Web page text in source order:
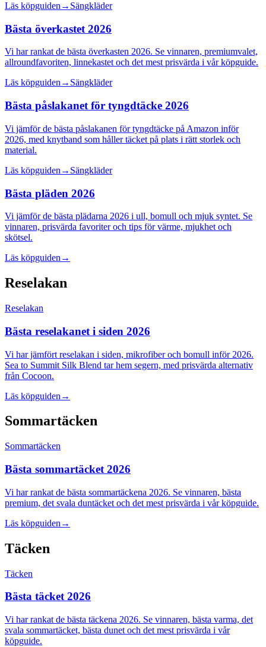
Läs köpguiden → Sängkläder
Bästa överkastet 2026
Vi har rankat de bästa överkasten 2026. Se vinnaren, premiumvalet,
allroundfavoriten, linnekastet och det mest prisvärda i vår köpguide.
Läs köpguiden→ Sängkläder
Bästa påslakanet för tyngdtäcke 2026
Vi jämför de bästa påslakanen för tyngdtäcke på Amazon inför
2026, med knytband som håller täcket på plats i rätt storlek och
material.
Läs köpguiden → Sängkläder
Bästa pläden 2026
Vi jämför de bästa plädarna 2026 i ull, bomull och mjuk syntet. Se
vinnaren, prisvärda favoriter och tips för värme, mjukhet och
skötsel.
Läs köpguiden →
Reselakan
Reselakan
Bästa reselakanet i siden 2026
Vi har jämfört reselakan i siden, mikrofiber och bomull inför 2026.
Sea to Summit Silk Blend tar hem segern, med prisvärda alternativ
från Cocoon.
Läs köpguiden →
Sommartäcken
Sommartäcken
Bästa sommartäcket 2026
Vi har rankat de bästa sommartäckena 2026. Se vinnaren, bästa
premium, det svala duntäcket och det mest prisvärda i vår köpguide.
Läs köpguiden →
Täcken
Täcken
Bästa täcket 2026
Vi har rankat de bästa täckena 2026. Se vinnaren, bästa varma, det
svala sommartäcket, bästa dunet och det mest prisvärda i vår
köpguide.